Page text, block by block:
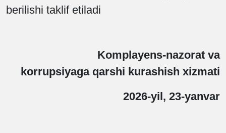
berilishi taklif etiladi
Komplayens-nazorat va
korrupsiyaga qarshi kurashish xizmati
2026-yil, 23-yanvar